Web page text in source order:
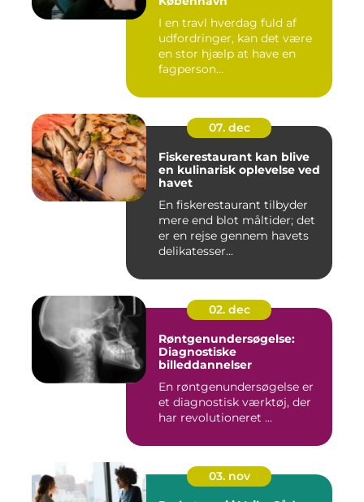
I en travl hverdag fuld af
udfordringer, kan det være
en stor hjælp at have en
fagperson...
07. dec
Fiskerestaurant kan blive
en kulinarisk oplevelse ved
havet
En fiskerestaurant tilbyder
mere end blot måltider; det
er en rejse gennem havets
delikatesser...
02. dec
Røntgenundersøgelse:
Diagnostiske
billeddannelser
En røntgenundersøgelse er
et diagnostisk værktøj, der
har revolutioneret ...
03. nov